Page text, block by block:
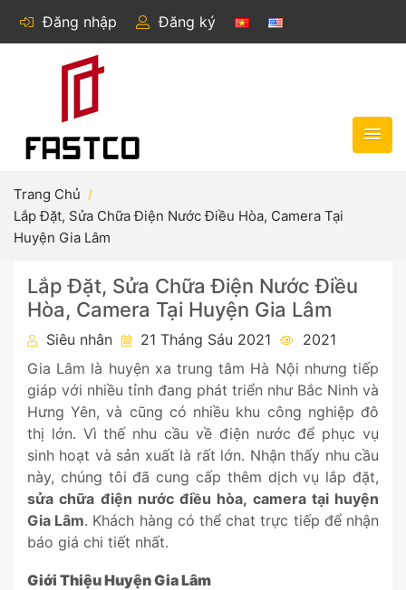
Đăng nhập Đăng ký
Trang Chủ
Lắp Đặt, Sửa Chữa Điện Nước Điều Hòa, Camera Tại
Huyện Gia Lâm
Lắp Đặt, Sửa Chữa Điện Nước Điều
Hòa, Camera Tại Huyện Gia Lâm
Siêu nhân 21 Tháng Sáu 2021
2021
Gia Lâm là huyện xa trung tâm Hà Nội nhưng tiếp
giáp với nhiều tỉnh đang phát triển như Bắc Ninh và
Hưng Yên, và cũng có nhiều khu công nghiệp đô
thị lớn. Vì thế nhu cầu về điện nước để phục vụ
sinh hoạt và sản xuất là rất lớn. Nhận thấy nhu cầu
này, chúng tôi đã cung cấp thêm dịch vụ lắp đặt,
sửa chữa điện nước điều hòa, camera tại huyện
Gia Lâm. Khách hàng có thể chat trực tiếp để nhận
báo giá chi tiết nhất.
Giới Thiệu Huyện Gia Lâm